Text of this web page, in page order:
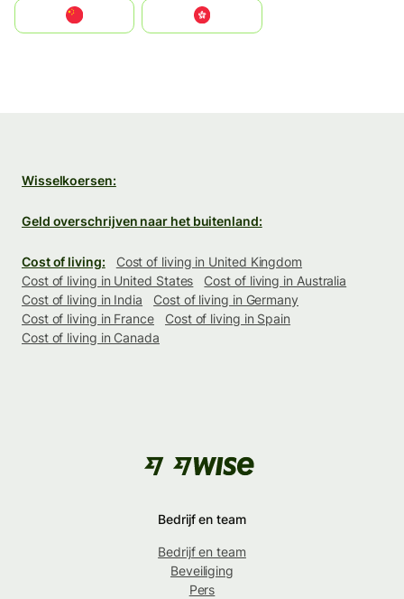
中國香港特別行政區
Wisselkoersen:
Geld overschrijven naar het buitenland:
Cost of living:
Cost of living in United Kingdom
Cost of living in United States
Cost of living in Australia
Cost of living in India
Cost of living in Germany
Cost of living in France
Cost of living in Spain
Cost of living in Canada
Bedrijf en team
Bedrijf en team
Beveiliging
Pers